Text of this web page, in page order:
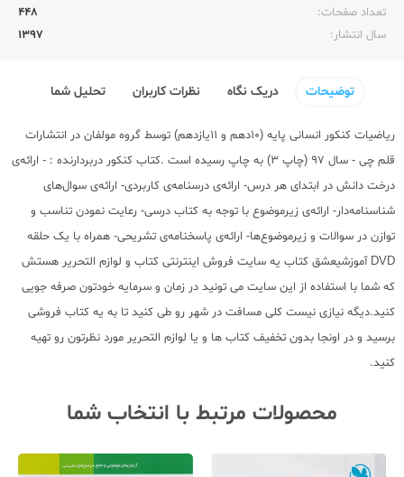
تعداد صفحات:‌
448
سال انتشار:‌
1397
توضیحات دریک نگاه نظرات کاربران تحلیل شما
ریاضیات کنکور انسانی پایه (10دهم و 11یازدهم) توسط گروه مولفان در
انتشارات
قلم چی - سال 97 (چاپ 3) به چاپ رسیده است . کتاب کنکور دربردارنده : - ارائه‌ی
درخت دانش در ابتدای هر درس- ارائه‌ی درسنامه‌ی کاربردی- ارائه‌ی سوال‌های
شناسنامه‌دار- ارائه‌ی زیرموضوع‌ با توجه به کتاب درسی- رعایت نمودن تناسب و
توازن در سوالات و زیرموضوع‌ها- ارائه‌ی پاسخنامه‌ی تشریحی- همراه با یک حلقه
DVD آموزشیعشق کتاب یه سایت فروش اینترنتی کتاب و لوازم التحریر هستش
که شما با استفاده از این سایت می تونید در زمان و سرمایه خودتون صرفه جویی
کنید.دیگه نیازی نیست کلی مسافت در شهر رو طی کنید تا به یه کتاب فروشی
برسید و در اونجا بدون تخفیف کتاب ها و یا لوازم التحریر مورد نظرتون رو تهیه
کنید.
محصولات مرتبط با انتخاب شما